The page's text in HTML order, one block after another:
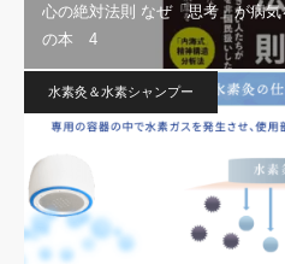
心の絶対法則 なぜ「思考」が病
の本 4
水素灸＆水素シャンプー